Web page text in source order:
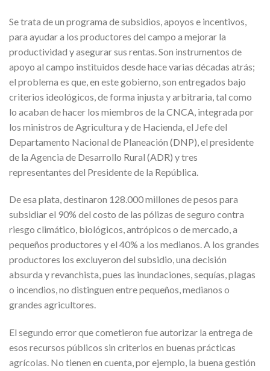
Se trata de un programa de subsidios, apoyos e incentivos,
para ayudar a los productores del campo a mejorar la
productividad y asegurar sus rentas. Son instrumentos de
apoyo al campo instituidos desde hace varias décadas atrás;
el problema es que, en este gobierno, son entregados bajo
criterios ideológicos, de forma injusta y arbitraria, tal como
lo acaban de hacer los miembros de la CNCA, integrada por
los ministros de Agricultura y de Hacienda, el Jefe del
Departamento Nacional de Planeación (DNP), el presidente
de la Agencia de Desarrollo Rural (ADR) y tres
representantes del Presidente de la República.
De esa plata, destinaron 128.000 millones de pesos para
subsidiar el 90% del costo de las pólizas de seguro contra
riesgo climático, biológicos, antrópicos o de mercado, a
pequeños productores y el 40% a los medianos. A los grandes
productores los excluyeron del subsidio, una decisión
absurda y revanchista, pues las inundaciones, sequías, plagas
o incendios, no distinguen entre pequeños, medianos o
grandes agricultores.
El segundo error que cometieron fue autorizar la entrega de
esos recursos públicos sin criterios en buenas prácticas
agrícolas. No tienen en cuenta, por ejemplo, la buena gestión